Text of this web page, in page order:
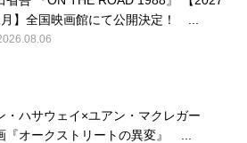
】全国映画館にて公開決定！ ...
・ハサウェイ×ユアン・マクレガー
『オークストリートの異変』 ...